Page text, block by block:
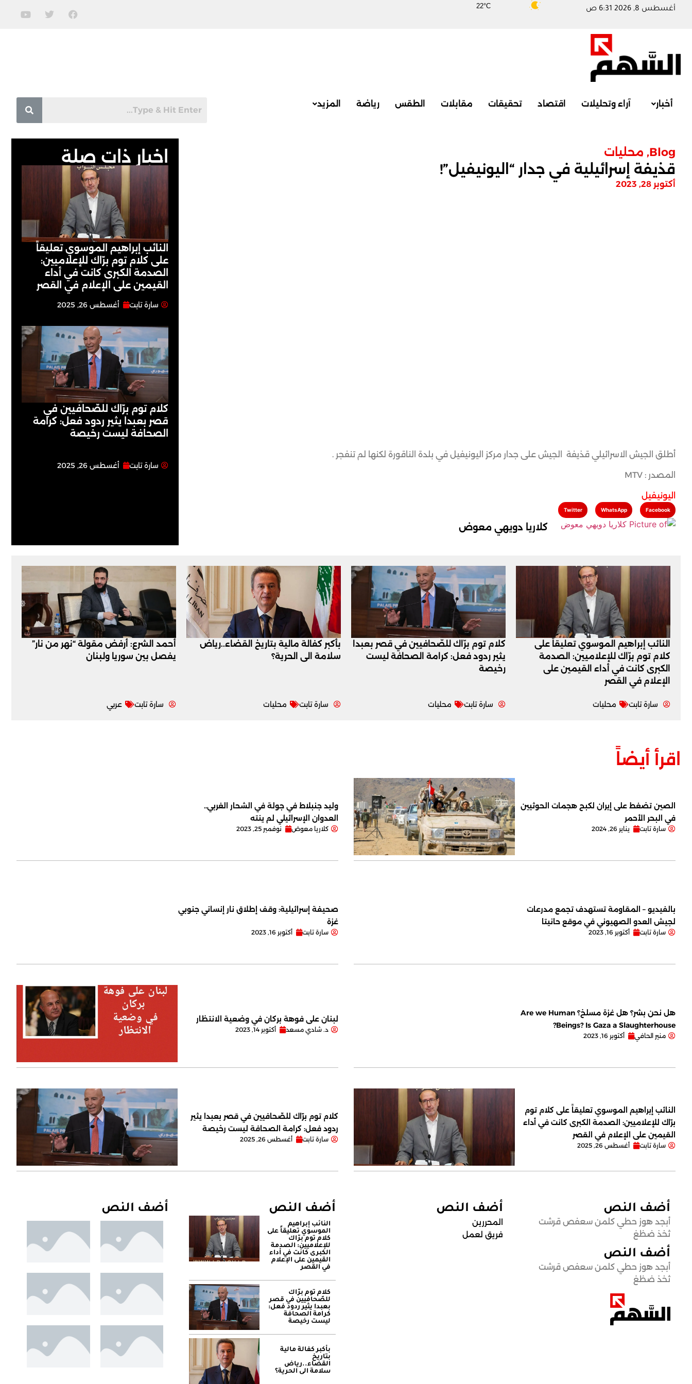
22°C أغسطس 8, 2026 6:31 ص
أخبار آراء وتحليلات اقتصاد تحقيقات مقابلات الطقس رياضة المزيد
اخبار ذات صلة
النائب إبراهيم الموسوي تعليقاً
على كلام توم برّاك للإعلاميين:
الصدمة الكبرى كانت في أداء
القيمين على ‏الإعلام في القصر
سارة تابت أغسطس 26, 2025
كلام توم برّاك للصّحافيين في
قصر بعبدا يثير ردود فعل: كرامة
الصحافة ليست رخيصة
سارة تابت أغسطس 26, 2025
Blog
, محليات
قذيفة إسرائيلية في جدار “اليونيفيل”!
أكتوبر 28, 2023
أطلق الجيش الاسرائيلي قذيفة الجيش على جدار مركز اليونيفيل في بلدة الناقورة لكنها لم تنفجر .
المصدر : MTV
اليونيفيل
Facebook
WhatsApp
Twitter
كلاريا دويهي معوض
النائب إبراهيم الموسوي تعليقاً على
كلام توم برّاك للإعلاميين: الصدمة
الكبرى كانت في أداء القيمين على
‏الإعلام في القصر
سارة تابت محليات
كلام توم برّاك للصّحافيين في قصر بعبدا
يثير ردود فعل: كرامة الصحافة ليست
رخيصة
سارة تابت محليات
بأكبر كفالة مالية بتاريخ القضاء..رياض
سلامة الى الحرية؟
سارة تابت محليات
أحمد الشرع: أرفض مقولة “نهر من نار”
يفصل بين سوريا ولبنان
سارة تابت عربي
اقرأ أيضاً
الصين تضغط على إيران لكبح هجمات الحوثيين
في البحر الأحمر
سارة تابت يناير 26, 2024
وليد جنبلاط في جولة في الشحار الغربي..
العدوان الإسرائيلي لم ينته
كلاريا معوض نوفمبر 25, 2023
بالفيديو – المقاومة تستهدف تجمع مدرعات
لجيش العدو الصهيوني في موقع حانيتا
سارة تابت أكتوبر 16, 2023
صحيفة إسرائيلية: وقف إطلاق نار إنساني جنوبي
غزة
سارة تابت أكتوبر 16, 2023
هل نحن بشر؟ هل غزة مسلخ؟ Are we Human
Beings? Is Gaza a Slaughterhouse?
منير الحافي أكتوبر 16, 2023
لبنان على فوهة بركان في وضعية الانتظار
د. شادي مسعد أكتوبر 14, 2023
النائب إبراهيم الموسوي تعليقاً على كلام توم
برّاك للإعلاميين: الصدمة الكبرى كانت في أداء
القيمين على ‏الإعلام في القصر
سارة تابت أغسطس 26, 2025
كلام توم برّاك للصّحافيين في قصر بعبدا يثير
ردود فعل: كرامة الصحافة ليست رخيصة
سارة تابت أغسطس 26, 2025
أضف النص
أبجد هوز حطي كلمن سعفص قرشت
ثخذ ضظغ
أضف النص
أبجد هوز حطي كلمن سعفص قرشت
ثخذ ضظغ
أضف النص
المحررين
فريق لعمل
أضف النص
النائب إبراهيم
الموسوي تعليقاً على
كلام توم برّاك
للإعلاميين: الصدمة
الكبرى كانت في أداء
القيمين على ‏الإعلام
في القصر
كلام توم برّاك
للصّحافيين في قصر
بعبدا يثير ردود فعل:
كرامة الصحافة
ليست رخيصة
بأكبر كفالة مالية
بتاريخ
القضاء..رياض
سلامة الى الحرية؟
أضف النص